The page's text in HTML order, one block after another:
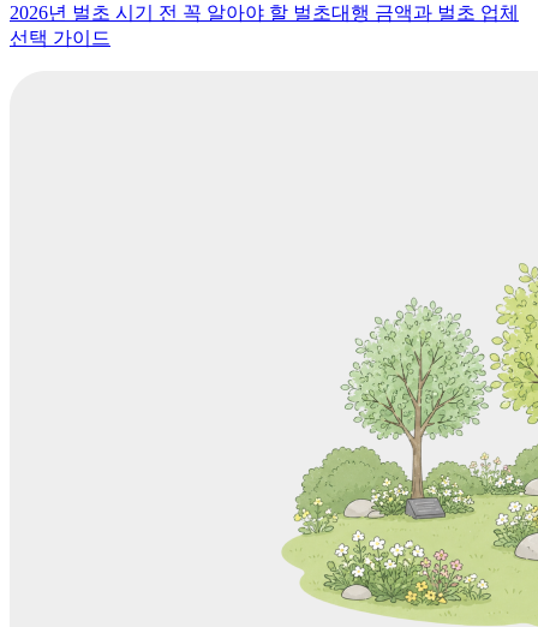
2026년 벌초 시기 전 꼭 알아야 할 벌초대행 금액과 벌초 업체
선택 가이드